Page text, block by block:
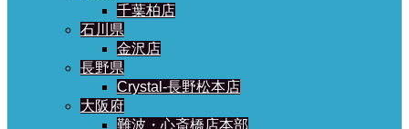
千葉柏店
石川県
金沢店
長野県
Crystal-長野松本店
大阪府
難波・心斎橋店本部